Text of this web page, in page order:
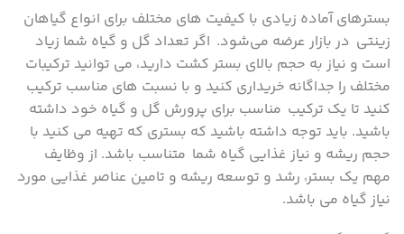
بسترهای آماده زیادی با کیفیت های مختلف برای انواع گیاهان
زینتی در بازار عرضه می‌شود. اگر تعداد گل و گیاه شما زیاد
است و نیاز به حجم بالای بستر کشت دارید، می توانید ترکیبات
مختلف را جداگانه خریداری کنید و با نسبت های مناسب ترکیب
کنید تا یک ترکیب مناسب برای پرورش گل و گیاه خود داشته
باشید. باید توجه داشته باشید که بستری که تهیه می کنید با
حجم ریشه و نیاز غذایی گیاه شما متناسب باشد. از وظایف
مهم یک بستر، رشد و توسعه ریشه و تامین عناصر غذایی مورد
نیاز گیاه می باشد.